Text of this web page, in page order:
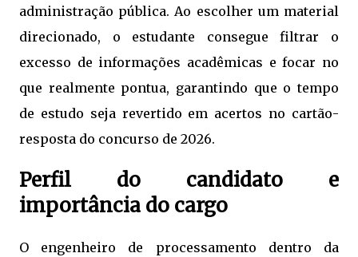
administração pública. Ao escolher um material
direcionado, o estudante consegue filtrar o
excesso de informações acadêmicas e focar no
que realmente pontua, garantindo que o tempo
de estudo seja revertido em acertos no cartão-
resposta do concurso de 2026.
Perfil do candidato e
importância do cargo
O engenheiro de processamento dentro da